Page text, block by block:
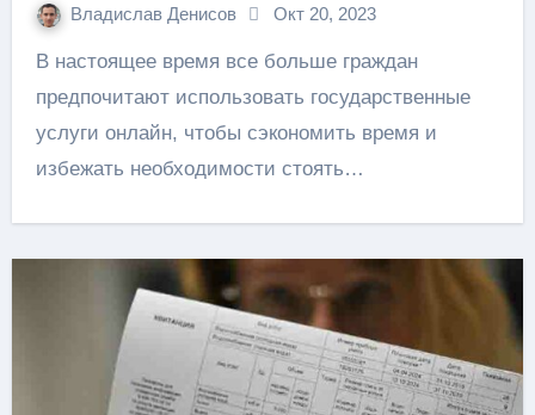
Владислав Денисов Окт 20, 2023
В настоящее время все больше граждан
предпочитают использовать государственные
услуги онлайн, чтобы сэкономить время и
избежать необходимости стоять…